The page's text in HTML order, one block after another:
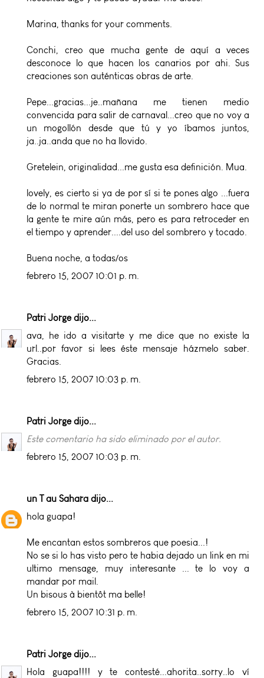
Marina, thanks for your comments.
Conchi, creo que mucha gente de aquí a veces
desconoce lo que hacen los canarios por ahi. Sus
creaciones son auténticas obras de arte.
Pepe...gracias...je..mañana me tienen medio
convencida para salir de carnaval...creo que no voy a
un mogollón desde que tú y yo íbamos juntos,
ja..ja..anda que no ha llovido.
Gretelein, originalidad...me gusta esa definición. Mua.
lovely, es cierto si ya de por sí si te pones algo ...fuera
de lo normal te miran ponerte un sombrero hace que
la gente te mire aún más, pero es para retroceder en
el tiempo y aprender....del uso del sombrero y tocado.
Buena noche, a todas/os
febrero 15, 2007 10:01 p. m.
Patri Jorgedijo...
ava, he ido a visitarte y me dice que no existe la
url..por favor si lees éste mensaje házmelo saber.
Gracias.
febrero 15, 2007 10:03 p. m.
Patri Jorgedijo...
Este comentario ha sido eliminado por el autor.
febrero 15, 2007 10:03 p. m.
un T au Sahara dijo...
hola guapa!
Me encantan estos sombreros que poesia...!
No se si lo has visto pero te habia dejado un link en mi
ultimo mensage, muy interesante ... te lo voy a
mandar por mail.
Un bisous à bientôt ma belle!
febrero 15, 2007 10:31 p. m.
Patri Jorgedijo...
Hola guapa!!!! y te contesté...ahorita..sorry..lo ví